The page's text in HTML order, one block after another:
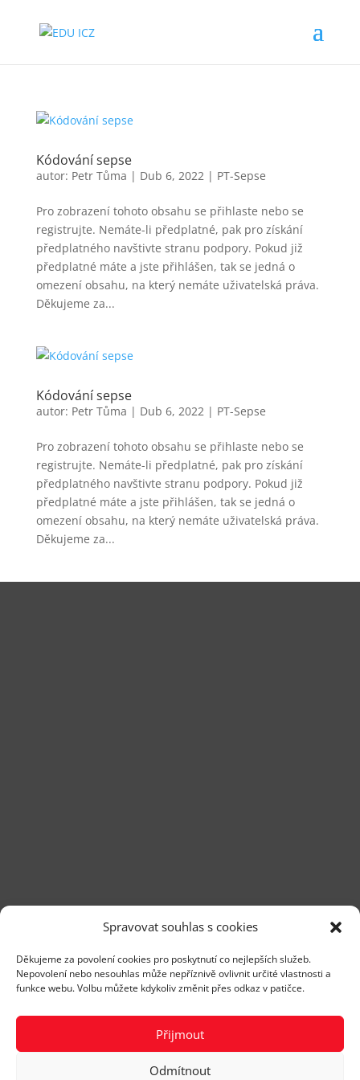
Spravovat souhlas s cookies
Děkujeme za povolení cookies pro poskytnutí co nejlepších služeb.
Nepovolení nebo nesouhlas může nepříznivě ovlivnit určité vlastnosti a
funkce webu. Volbu můžete kdykoliv změnit přes odkaz v patičce.
Přijmout
Odmítnout
Kódování sepse
autor: Petr Tůma | Dub 6, 2022| PT-Sepse
Pro zobrazení tohoto obsahu se přihlaste nebo se
registrujte. Nemáte-li předplatné, pak pro získání
předplatného navštivte stranu podpory. Pokud již
předplatné máte a jste přihlášen, tak se jedná o
omezení obsahu, na který nemáte uživatelská práva.
Děkujeme za...
Kódování sepse
autor: Petr Tůma | Dub 6, 2022| PT-Sepse
Pro zobrazení tohoto obsahu se přihlaste nebo se
registrujte. Nemáte-li předplatné, pak pro získání
předplatného navštivte stranu podpory. Pokud již
předplatné máte a jste přihlášen, tak se jedná o
omezení obsahu, na který nemáte uživatelská práva.
Děkujeme za...